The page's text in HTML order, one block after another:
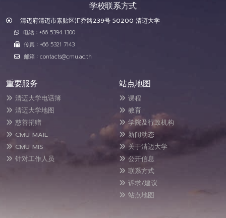
学校联系方式
清迈府清迈市素贴区汇乔路239号 50200 清迈大学
电话 : +66 5394 1300
传真 : +66 5321 7143
邮箱 : contacts@cmu.ac.th
重要服务
清迈大学电话簿
清迈大学地图
慈善捐赠
CMU MAIL
CMU MIS
针对工作人员
站点地图
课程
教育
学院及行政机构
新闻动态
关于清迈大学
公开信息
联系方式
诉求/建议
站点地图